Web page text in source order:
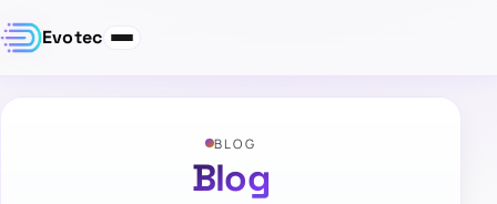
Evotec
BLOG
Blog